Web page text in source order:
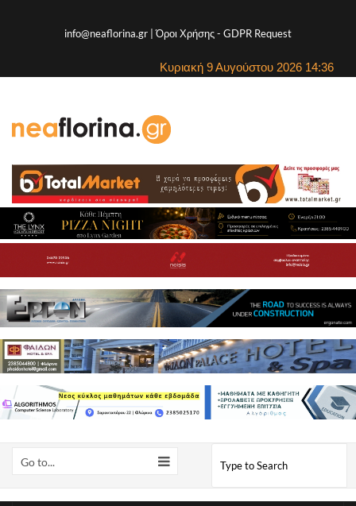
info@neaflorina.gr |Όροι Χρήσης- GDPR Request
Κυριακή 9 Αυγούστου 2026 14:36
Go to...